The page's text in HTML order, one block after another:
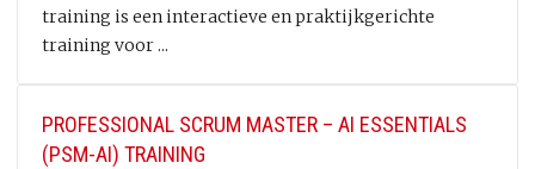
training is een interactieve en praktijkgerichte
training voor ...
PROFESSIONAL SCRUM MASTER – AI ESSENTIALS
(PSM-AI) TRAINING